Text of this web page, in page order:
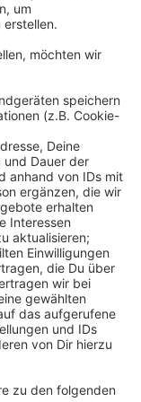
beruhigt,
deutlich
vermuten
ist
jeder andere
Sebastian in
Pfingsten ist
wie
der
Chor auf
Besucher
Mit solchen
ein
voll wird,